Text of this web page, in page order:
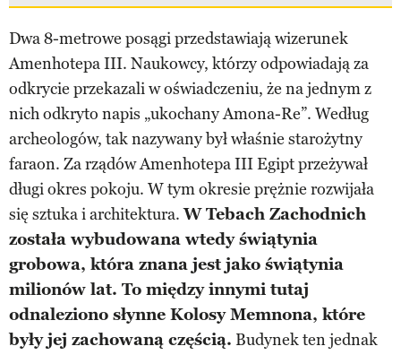
Dwa 8-metrowe posągi przedstawiają wizerunek
Amenhotepa III. Naukowcy, którzy odpowiadają za
odkrycie przekazali w oświadczeniu, że na jednym z
nich odkryto napis „ukochany Amona-Re”. Według
archeologów, tak nazywany był właśnie starożytny
faraon. Za rządów Amenhotepa III Egipt przeżywał
długi okres pokoju. W tym okresie prężnie rozwijała
się sztuka i architektura.W Tebach Zachodnich
została wybudowana wtedy świątynia
grobowa, która znana jest jako świątynia
milionów lat. To między innymi tutaj
odnaleziono słynne Kolosy Memnona, które
były jej zachowaną częścią. Budynek ten jednak